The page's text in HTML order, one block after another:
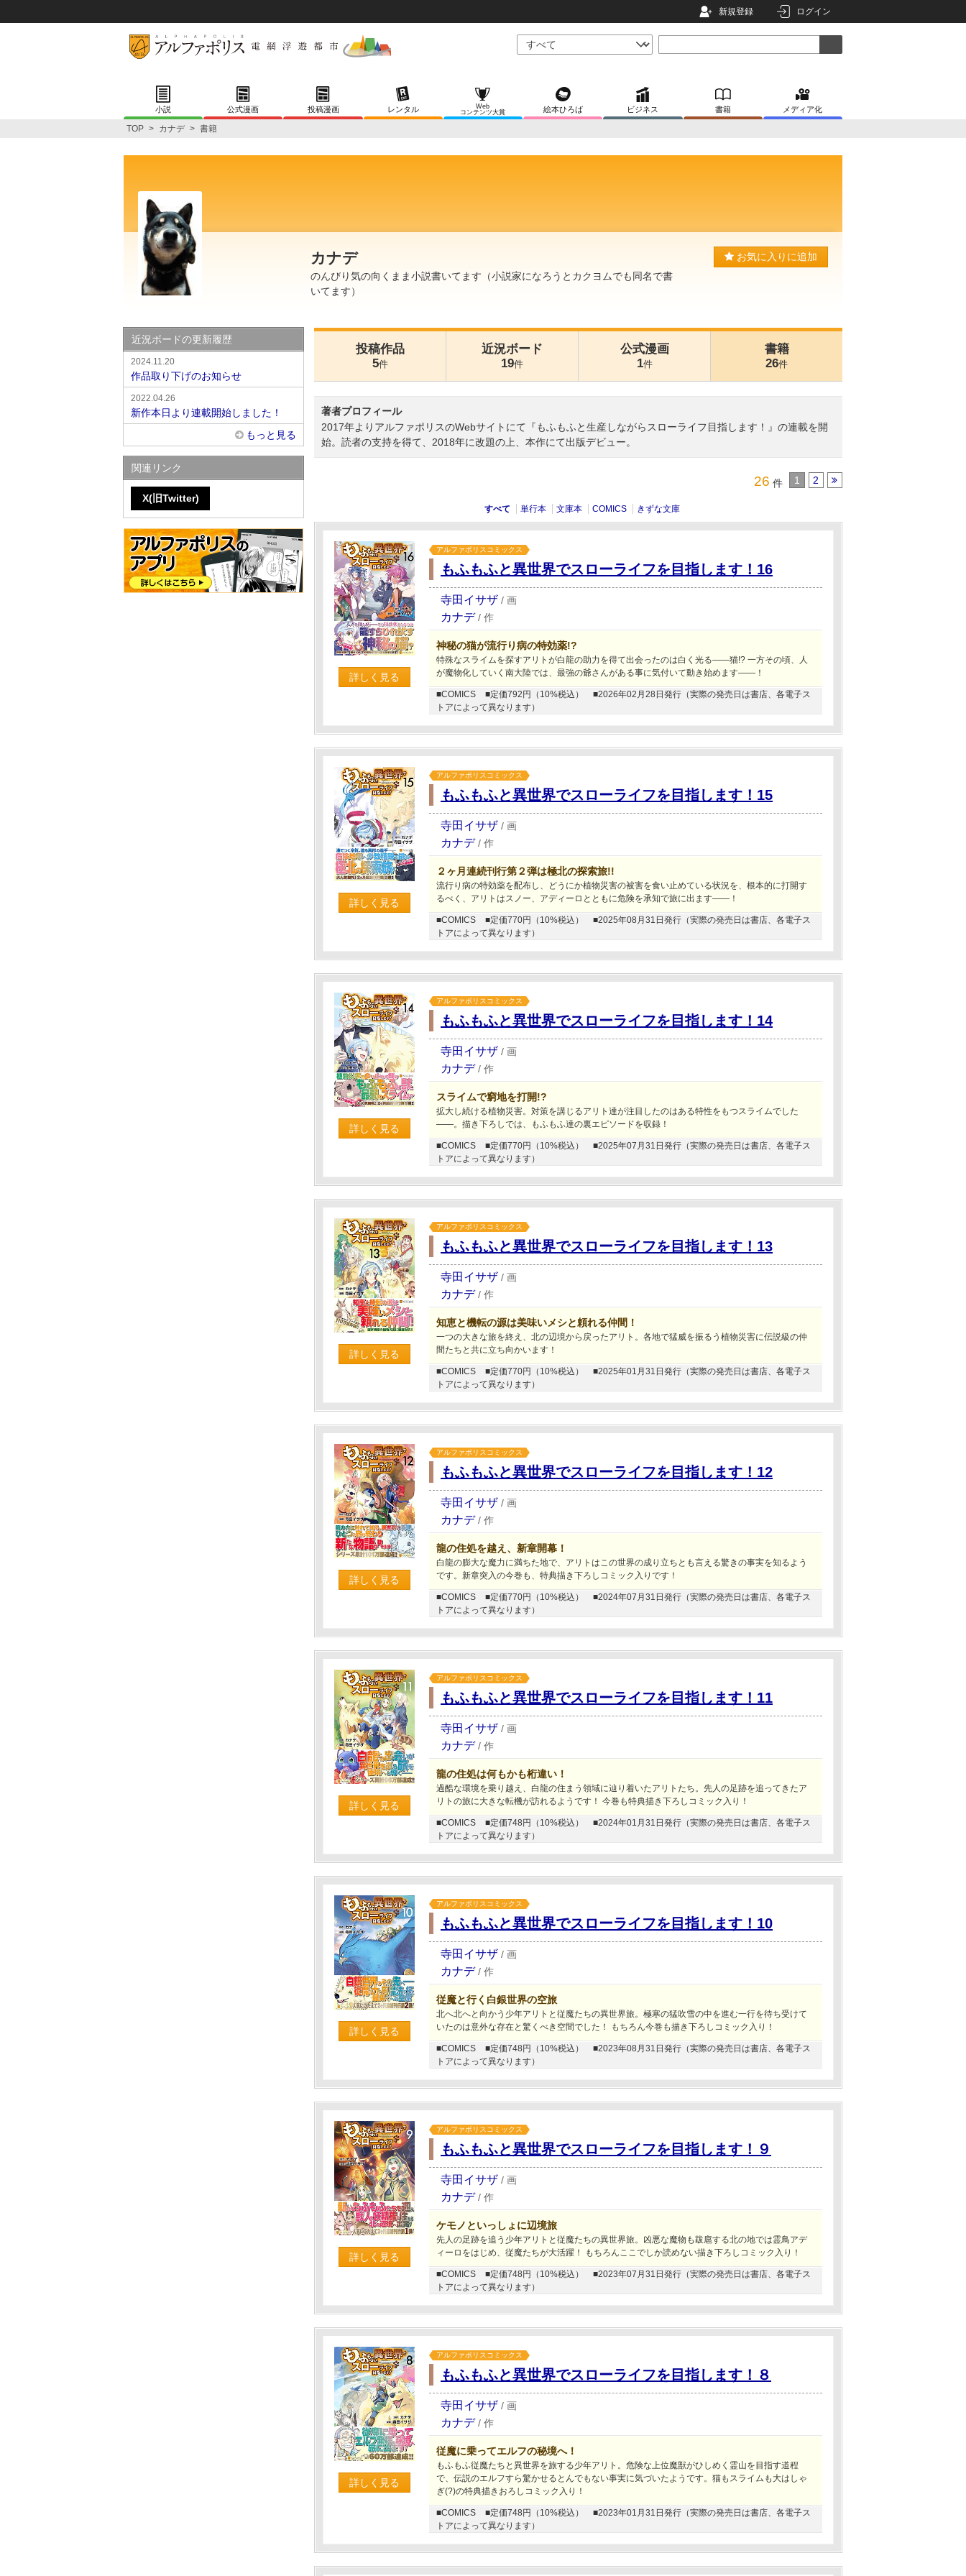
新規登録 ログイン
小説 公式漫画 投稿漫画 レンタル
Web
コンテンツ大賞
絵本ひろば ビジネス 書籍 メディア化
TOP > カナデ > 書籍
カナデ
のんびり気の向くまま小説書いてます（小説家になろうとカクヨムでも同名で書
いてます）
お気に入りに追加
投稿作品
5件
近況ボード
19件
公式漫画
1件
書籍
26件
著者プロフィール
2017年よりアルファポリスのWebサイトにて『もふもふと生産しながらスローライフ目指します！』の連載を開
始。読者の支持を得て、2018年に改題の上、本作にて出版デビュー。
26 件 1 2
すべて 単行本 文庫本 COMICS きずな文庫
詳しく見る
アルファポリスコミックス
もふもふと異世界でスローライフを目指します！16
寺田イサザ / 画
カナデ / 作
神秘の猫が流行り病の特効薬!?
特殊なスライムを探すアリトが白龍の助力を得て出会ったのは白く光る――猫!? 一方その頃、人
が魔物化していく南大陸では、最強の爺さんがある事に気付いて動き始めます――！
■COMICS ■定価792円（10%税込）
■2026年02月28日発行（実際の発売日は書店、各電子ス
トアによって異なります）
詳しく見る
アルファポリスコミックス
もふもふと異世界でスローライフを目指します！15
寺田イサザ / 画
カナデ / 作
２ヶ月連続刊行第２弾は極北の探索旅!!
流行り病の特効薬を配布し、どうにか植物災害の被害を食い止めている状況を、根本的に打開す
るべく、アリトはスノー、アディーロとともに危険を承知で旅に出ます――！
■COMICS ■定価770円（10%税込）
■2025年08月31日発行（実際の発売日は書店、各電子ス
トアによって異なります）
詳しく見る
アルファポリスコミックス
もふもふと異世界でスローライフを目指します！14
寺田イサザ / 画
カナデ / 作
スライムで窮地を打開!?
拡大し続ける植物災害。対策を講じるアリト達が注目したのはある特性をもつスライムでした
――。描き下ろしでは、もふもふ達の裏エピソードを収録！
■COMICS ■定価770円（10%税込）
■2025年07月31日発行（実際の発売日は書店、各電子ス
トアによって異なります）
詳しく見る
アルファポリスコミックス
もふもふと異世界でスローライフを目指します！13
寺田イサザ / 画
カナデ / 作
知恵と機転の源は美味いメシと頼れる仲間！
一つの大きな旅を終え、北の辺境から戻ったアリト。各地で猛威を振るう植物災害に伝説級の仲
間たちと共に立ち向かいます！
■COMICS ■定価770円（10%税込）
■2025年01月31日発行（実際の発売日は書店、各電子ス
トアによって異なります）
詳しく見る
アルファポリスコミックス
もふもふと異世界でスローライフを目指します！12
寺田イサザ / 画
カナデ / 作
龍の住処を越え、新章開幕！
白龍の膨大な魔力に満ちた地で、アリトはこの世界の成り立ちとも言える驚きの事実を知るよう
です。新章突入の今巻も、特典描き下ろしコミック入りです！
■COMICS ■定価770円（10%税込）
■2024年07月31日発行（実際の発売日は書店、各電子ス
トアによって異なります）
詳しく見る
アルファポリスコミックス
もふもふと異世界でスローライフを目指します！11
寺田イサザ / 画
カナデ / 作
龍の住処は何もかも桁違い！
過酷な環境を乗り越え、白龍の住まう領域に辿り着いたアリトたち。先人の足跡を追ってきたア
リトの旅に大きな転機が訪れるようです！ 今巻も特典描き下ろしコミック入り！
■COMICS ■定価748円（10%税込）
■2024年01月31日発行（実際の発売日は書店、各電子ス
トアによって異なります）
詳しく見る
アルファポリスコミックス
もふもふと異世界でスローライフを目指します！10
寺田イサザ / 画
カナデ / 作
従魔と行く白銀世界の空旅
北へ北へと向かう少年アリトと従魔たちの異世界旅。極寒の猛吹雪の中を進む一行を待ち受けて
いたのは意外な存在と驚くべき空間でした！ もちろん今巻も描き下ろしコミック入り！
■COMICS ■定価748円（10%税込）
■2023年08月31日発行（実際の発売日は書店、各電子ス
トアによって異なります）
詳しく見る
アルファポリスコミックス
もふもふと異世界でスローライフを目指します！９
寺田イサザ / 画
カナデ / 作
ケモノといっしょに辺境旅
先人の足跡を追う少年アリトと従魔たちの異世界旅。凶悪な魔物も跋扈する北の地では霊鳥アデ
ィーロをはじめ、従魔たちが大活躍！ もちろんここでしか読めない描き下ろしコミック入り！
■COMICS ■定価748円（10%税込）
■2023年07月31日発行（実際の発売日は書店、各電子ス
トアによって異なります）
詳しく見る
アルファポリスコミックス
もふもふと異世界でスローライフを目指します！８
寺田イサザ / 画
カナデ / 作
従魔に乗ってエルフの秘境へ！
もふもふ従魔たちと異世界を旅する少年アリト。危険な上位魔獣がひしめく霊山を目指す道程
で、伝説のエルフすら驚かせるとんでもない事実に気づいたようです。猫もスライムも大はしゃ
ぎ(?)の特典描きおろしコミック入り！
■COMICS ■定価748円（10%税込）
■2023年01月31日発行（実際の発売日は書店、各電子ス
トアによって異なります）
近況ボードの更新履歴
2024.11.20
作品取り下げのお知らせ
2022.04.26
新作本日より連載開始しました！
もっと見る
関連リンク
X(旧Twitter)